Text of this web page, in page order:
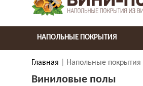
НАПОЛЬНЫЕ ПОКРЫТИЯ
Главная Напольные покрытия
Виниловые полы